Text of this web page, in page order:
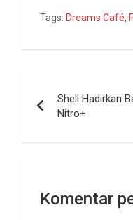
Tags: Dreams Café,
pos
Shell Hadirkan
Nitro+
Komentar